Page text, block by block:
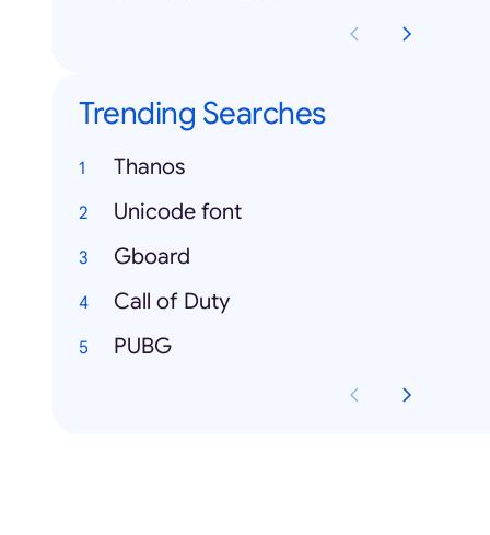
Trending Searches
Thanos
Unicode font
Gboard
Call of Duty
PUBG